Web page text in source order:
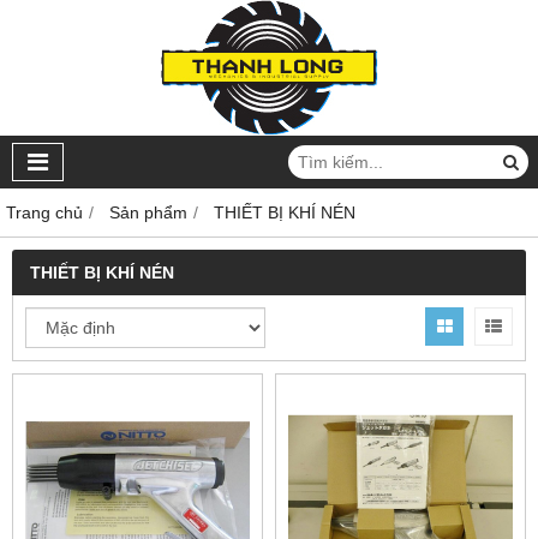
Trang chủ Sản phẩm THIẾT BỊ KHÍ NÉN
THIẾT BỊ KHÍ NÉN